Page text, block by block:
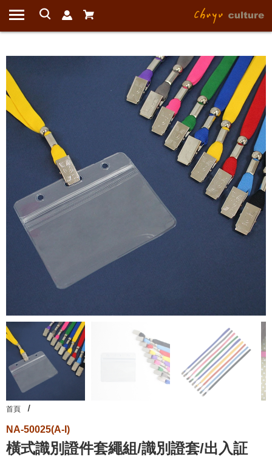
首頁
NA-50025(A-I)
橫式識別證件套繩組/識別證套/出入証